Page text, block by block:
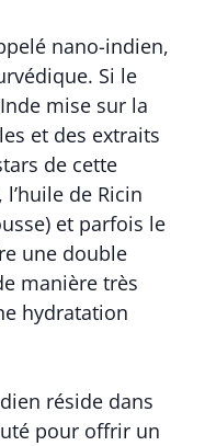
nano-indien,
Si le
mise sur la
et des extraits
de cette
de Ricin
et parfois le
une double
manière très
hydratation
réside dans
pour offrir un